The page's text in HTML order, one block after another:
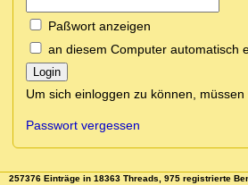
Paßwort anzeigen
an diesem Computer automatisch
Login
Um sich einloggen zu können,
Passwort vergessen
257376 Einträge in 18363 Threads, 975 registrierte